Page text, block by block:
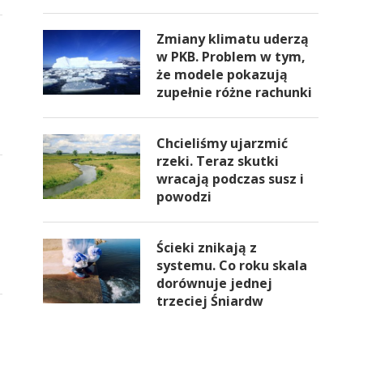
Zmiany klimatu uderzą
w PKB. Problem w tym,
że modele pokazują
zupełnie różne rachunki
Chcieliśmy ujarzmić
rzeki. Teraz skutki
wracają podczas susz i
powodzi
Ścieki znikają z
systemu. Co roku skala
dorównuje jednej
trzeciej Śniardw